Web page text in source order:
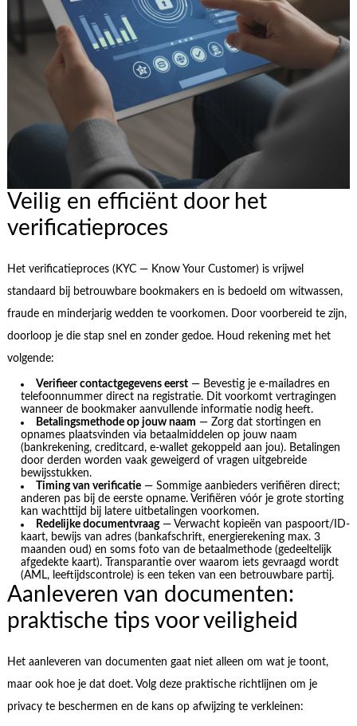
Veilig en efficiënt door het
verificatieproces
Het verificatieproces (KYC — Know Your Customer) is vrijwel
standaard bij betrouwbare bookmakers en is bedoeld om witwassen,
fraude en minderjarig wedden te voorkomen. Door voorbereid te zijn,
doorloop je die stap snel en zonder gedoe. Houd rekening met het
volgende:
Verifieer contactgegevens eerst — Bevestig je e-mailadres en
telefoonnummer direct na registratie. Dit voorkomt vertragingen
wanneer de bookmaker aanvullende informatie nodig heeft.
Betalingsmethode op jouw naam — Zorg dat stortingen en
opnames plaatsvinden via betaalmiddelen op jouw naam
(bankrekening, creditcard, e-wallet gekoppeld aan jou). Betalingen
door derden worden vaak geweigerd of vragen uitgebreide
bewijsstukken.
Timing van verificatie — Sommige aanbieders verifiëren direct;
anderen pas bij de eerste opname. Verifiëren vóór je grote storting
kan wachttijd bij latere uitbetalingen voorkomen.
Redelijke documentvraag— Verwacht kopieën van paspoort/ID-
kaart, bewijs van adres (bankafschrift, energierekening max. 3
maanden oud) en soms foto van de betaalmethode (gedeeltelijk
afgedekte kaart). Transparantie over waarom iets gevraagd wordt
(AML, leeftijdscontrole) is een teken van een betrouwbare partij.
Aanleveren van documenten:
praktische tips voor veiligheid
Het aanleveren van documenten gaat niet alleen om wat je toont,
maar ook hoe je dat doet. Volg deze praktische richtlijnen om je
privacy te beschermen en de kans op afwijzing te verkleinen: